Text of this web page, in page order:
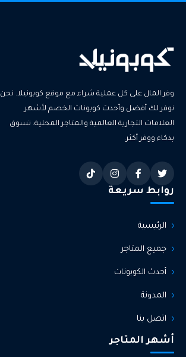
وفر المال على كل عملية شراء مع موقع كوبونيلا. نحن
نوفر لك أفضل وأحدث كوبونات الخصم لأشهر
العلامات التجارية العالمية والمتاجر المحلية. تسوق
بذكاء ووفر أكثر.
روابط سريعة
الرئيسية
جميع المتاجر
أحدث الكوبونات
المدونة
اتصل بنا
أشهر المتاجر